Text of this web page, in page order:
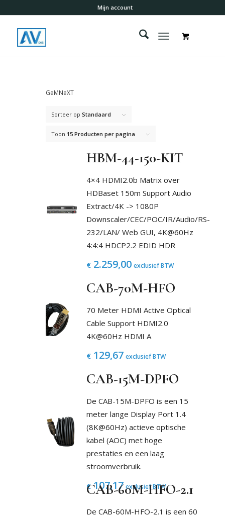
Mijn account
GeMNeXT
Sorteer op Standaard
Toon 15 Producten per pagina
HBM-44-150-KIT
4×4 HDMI2.0b Matrix over
HDBaset 150m Support Audio
Extract/4K -> 1080P
Downscaler/CEC/POC/IR/Audio/RS-
232/LAN/ Web GUI, 4K@60Hz
4:4:4 HDCP2.2 EDID HDR
€2.259,00 exclusief BTW
CAB-70M-HFO
70 Meter HDMI Active Optical
Cable Support HDMI2.0
4K@60Hz HDMI A
€129,67 exclusief BTW
CAB-15M-DPFO
De CAB-15M-DPFO is een 15
meter lange Display Port 1.4
(8K@60Hz) actieve optische
kabel (AOC) met hoge
prestaties en een laag
stroomverbruik.
€107,17 exclusief BTW
CAB-60M-HFO-2.1
De CAB-60M-HFO-2.1 is een 60